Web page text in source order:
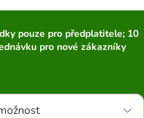
pouze pro předplatitele; 10
pro nové zákazníky